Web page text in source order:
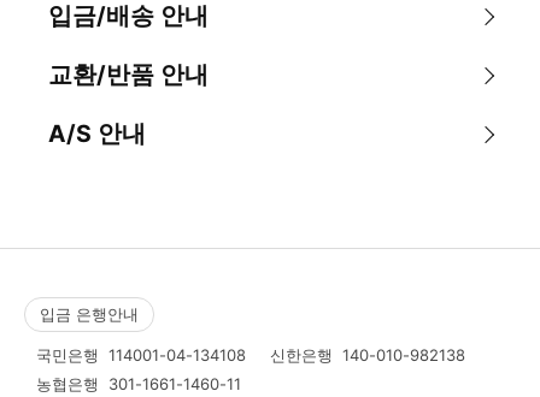
입금/배송 안내
교환/반품 안내
A/S 안내
입금 은행안내
국민은행 114001-04-134108 신한은행 140-010-982138
농협은행 301-1661-1460-11